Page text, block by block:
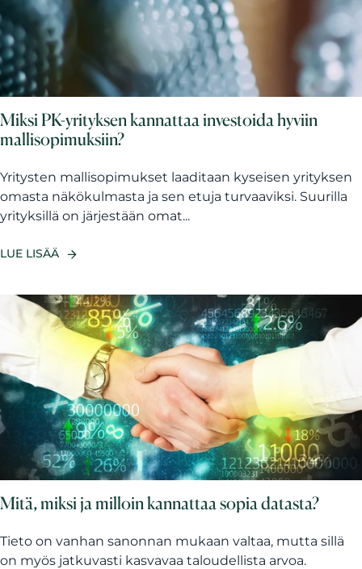
Miksi PK-yrityksen kannattaa investoida hyviin
mallisopimuksiin?
Yritysten mallisopimukset laaditaan kyseisen yrityksen
omasta näkökulmasta ja sen etuja turvaaviksi. Suurilla
yrityksillä on järjestään omat...
LUE LISÄÄ
Mitä, miksi ja milloin kannattaa sopia datasta?
Tieto on vanhan sanonnan mukaan valtaa, mutta sillä
on myös jatkuvasti kasvavaa taloudellista arvoa.